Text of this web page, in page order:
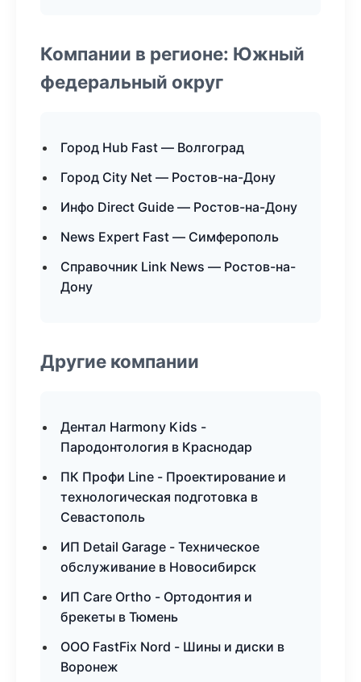
Компании в регионе: Южный
федеральный округ
Город Hub Fast — Волгоград
Город City Net — Ростов-на-Дону
Инфо Direct Guide — Ростов-на-Дону
News Expert Fast — Симферополь
Справочник Link News — Ростов-на-
Дону
Другие компании
Дентал Harmony Kids -
Пародонтология в Краснодар
ПК Профи Line - Проектирование и
технологическая подготовка в
Севастополь
ИП Detail Garage - Техническое
обслуживание в Новосибирск
ИП Care Ortho - Ортодонтия и
брекеты в Тюмень
ООО FastFix Nord - Шины и диски в
Воронеж